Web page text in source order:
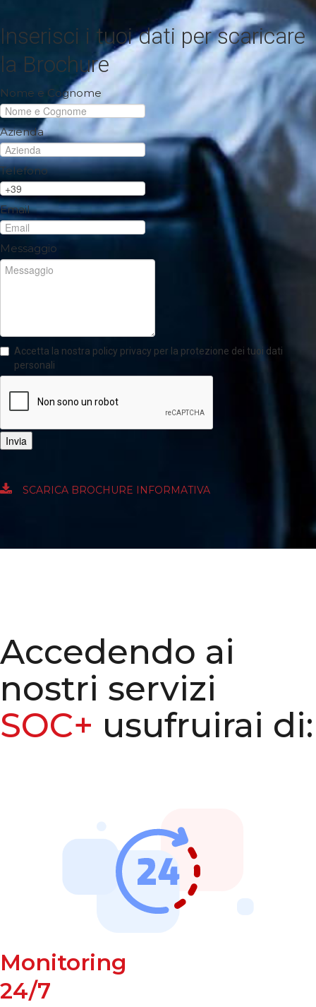
Inserisci i tuoi dati per scaricare
la Brochure
Nome e Cognome
Azienda
Telefono
Email
Messaggio
Accetta la nostra policy privacy per la protezione dei tuoi dati
personali
Invia
SCARICA BROCHURE INFORMATIVA
Accedendo ai
nostri servizi
SOC+ usufruirai di:
Monitoring
24/7